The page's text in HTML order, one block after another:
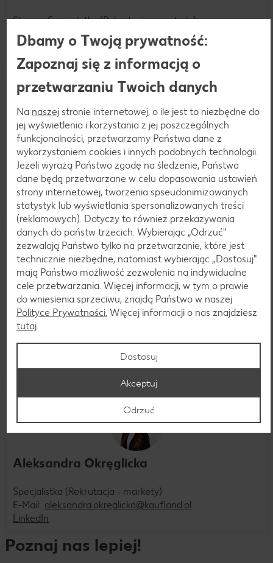
Starsza Specjalistka (Rekrutacja - centrala)
E-Mail:
michalina.antosz@kaufland.pl
LinkedIn
Agata Dobroń
Specjalistka (Rekrutacja - markety)
E-Mail: agata.dobron@kaufland.pl
LinkedIn
Natalia Lipiec
Specjalistka (Rekrutacja - markety)
E-Mail: natalia.lipiec@kaufland.pl
Aleksandra Okręglicka
Specjalistka (Rekrutacja - markety)
E-Mail: aleksandra.okreglicka@kaufland.pl
LinkedIn
Poznaj nas lepiej!
Dbamy o Twoją prywatność:
Zapoznaj się z informacją o
przetwarzaniu Twoich danych
Na naszej stronie internetowej, o ile jest to niezbędne do
jej wyświetlenia i korzystania z jej poszczególnych
funkcjonalności, przetwarzamy Państwa dane z
wykorzystaniem cookies i innych podobnych technologii.
Jeżeli wyrażą Państwo zgodę na śledzenie, Państwa
dane będą przetwarzane w celu dopasowania ustawień
strony internetowej, tworzenia spseudonimizowanych
statystyk lub wyświetlania spersonalizowanych treści
(reklamowych). Dotyczy to również przekazywania
danych do państw trzecich. Wybierając „Odrzuć"
zezwalają Państwo tylko na przetwarzanie, które jest
technicznie niezbędne, natomiast wybierając „Dostosuj"
mają Państwo możliwość zezwolenia na indywidualne
cele przetwarzania. Więcej informacji, w tym o prawie
do wniesienia sprzeciwu, znajdą Państwo w naszej
Polityce Prywatności. Więcej informacji o nas znajdziesz
tutaj.
Dostosuj
Akceptuj
Odrzuć